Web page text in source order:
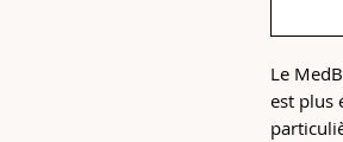
Le
est plus